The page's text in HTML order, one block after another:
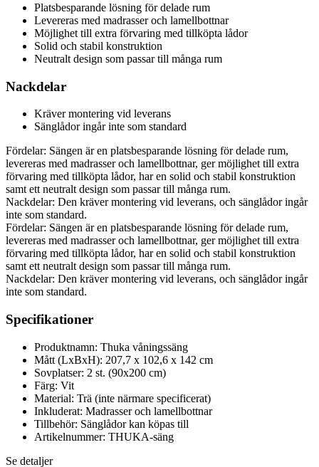
Platsbesparande lösning för delade rum
Levereras med madrasser och lamellbottnar
Möjlighet till extra förvaring med tillköpta lådor
Solid och stabil konstruktion
Neutralt design som passar till många rum
Nackdelar
Kräver montering vid leverans
Sänglådor ingår inte som standard
Fördelar: Sängen är en platsbesparande lösning för delade rum,
levereras med madrasser och lamellbottnar, ger möjlighet till extra
förvaring med tillköpta lådor, har en solid och stabil konstruktion
samt ett neutralt design som passar till många rum.
Nackdelar: Den kräver montering vid leverans, och sänglådor ingår
inte som standard.
Fördelar: Sängen är en platsbesparande lösning för delade rum,
levereras med madrasser och lamellbottnar, ger möjlighet till extra
förvaring med tillköpta lådor, har en solid och stabil konstruktion
samt ett neutralt design som passar till många rum.
Nackdelar: Den kräver montering vid leverans, och sänglådor ingår
inte som standard.
Specifikationer
Produktnamn: Thuka våningssäng
Mått (LxBxH): 207,7 x 102,6 x 142 cm
Sovplatser: 2 st. (90x200 cm)
Färg: Vit
Material: Trä (inte närmare specificerat)
Inkluderat: Madrasser och lamellbottnar
Tillbehör: Sänglådor kan köpas till
Artikelnummer: THUKA-säng
Se detaljer